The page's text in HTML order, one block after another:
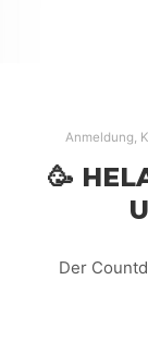
Anmeldung,
🥳
Der